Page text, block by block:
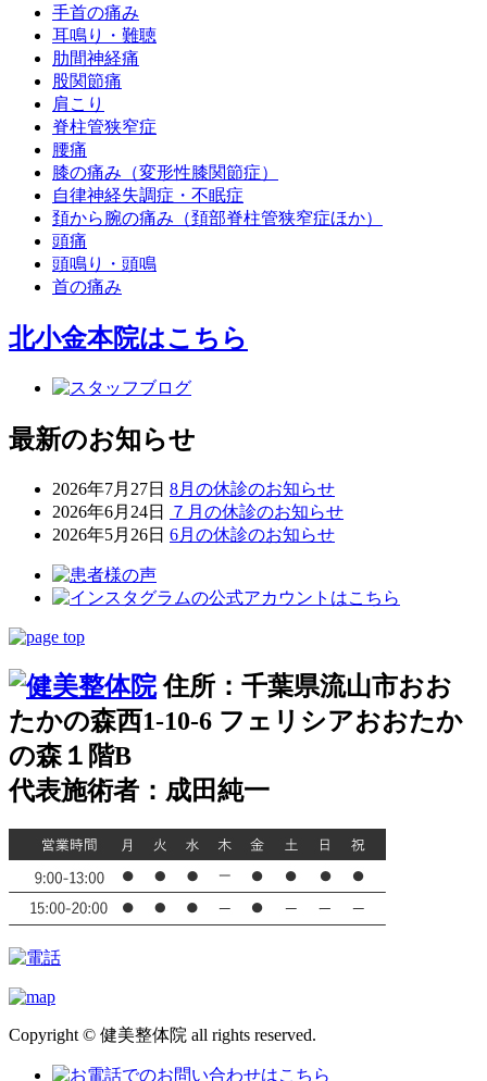
手首の痛み
耳鳴り・難聴
肋間神経痛
股関節痛
肩こり
脊柱管狭窄症
腰痛
膝の痛み（変形性膝関節症）
自律神経失調症・不眠症
頚から腕の痛み（頚部脊柱管狭窄症ほか）
頭痛
頭鳴り・頭鳴
首の痛み
北小金本院はこちら
最新のお知らせ
2026年7月27日 8月の休診のお知らせ
2026年6月24日
７月の休診のお知らせ
2026年5月26日 6月の休診のお知らせ
住所：千葉県流山市おお
たかの森西1-10-6 フェリシアおおたか
の森１階B
代表施術者：成田純一
Copyright © 健美整体院 all rights reserved.